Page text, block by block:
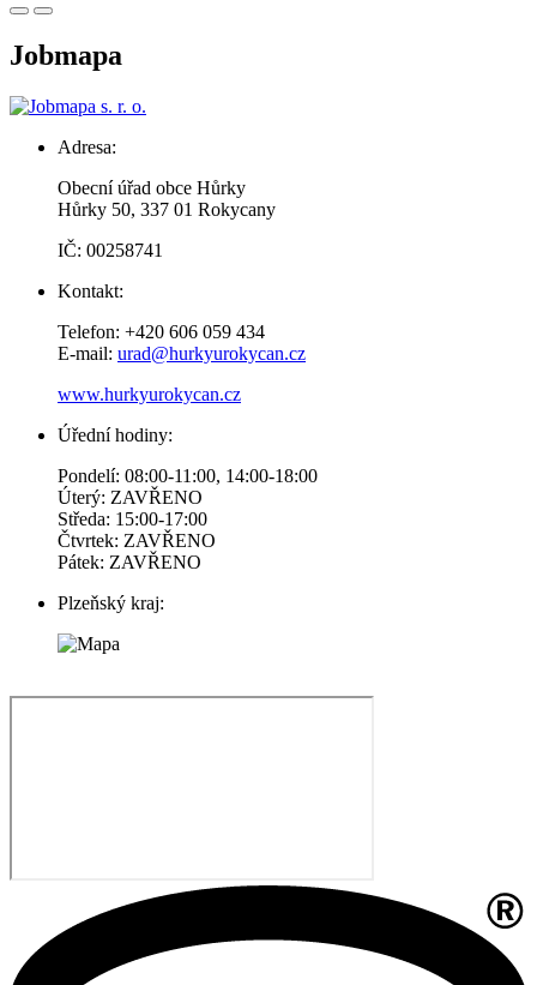
Jobmapa
Adresa:
Obecní úřad obce Hůrky
Hůrky 50, 337 01 Rokycany
IČ: 00258741
Kontakt:
Telefon: +420 606 059 434
E-mail: urad@hurkyurokycan.cz
www.hurkyurokycan.cz
Úřední hodiny:
Pondelí: 08:00-11:00, 14:00-18:00
Úterý: ZAVŘENO
Středa: 15:00-17:00
Čtvrtek: ZAVŘENO
Pátek: ZAVŘENO
Plzeňský kraj: